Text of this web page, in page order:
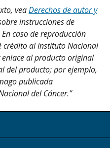
veaDerechos de autor y
instrucciones de
caso de reproducción
al Instituto Nacional
al producto original
del producto; por ejemplo,
publicada
del Cáncer.”